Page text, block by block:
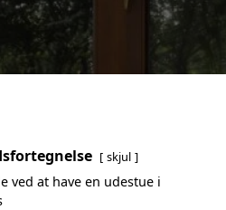
skjul
ved at have en udestue i